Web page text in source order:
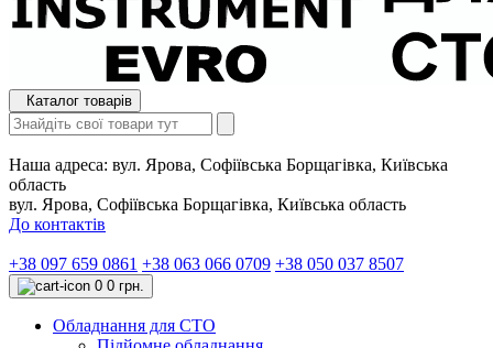
Каталог товарів
Наша адреса: вул. Ярова, Софіївська Борщагівка, Київська
область
вул. Ярова, Софіївська Борщагівка, Київська область
До контактів
+38 097 659 0861 +38 063 066 0709 +38 050 037 8507
0 0 грн.
Обладнання для СТО